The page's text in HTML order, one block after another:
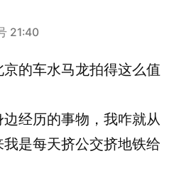
21:40
的车水马龙拍得这么值
经历的事物，我咋就从
是每天挤公交挤地铁给